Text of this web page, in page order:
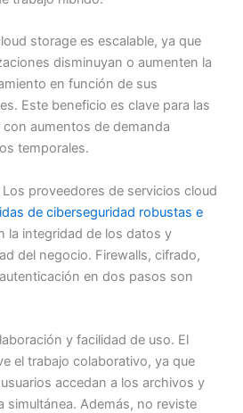
storage es escalable, ya que
disminuyan o aumenten la
en función de sus
Este beneficio es clave para las
aumentos de demanda
temporales.
proveedores de servicios cloud
de ciberseguridad robustas e
la integridad de los datos y
del negocio. Firewalls, cifrado,
en dos pasos son
y facilidad de uso. El
el trabajo colaborativo, ya que
accedan a los archivos y
simultánea. Además, no reviste